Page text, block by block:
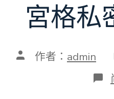
宮格私
文 作者： admin